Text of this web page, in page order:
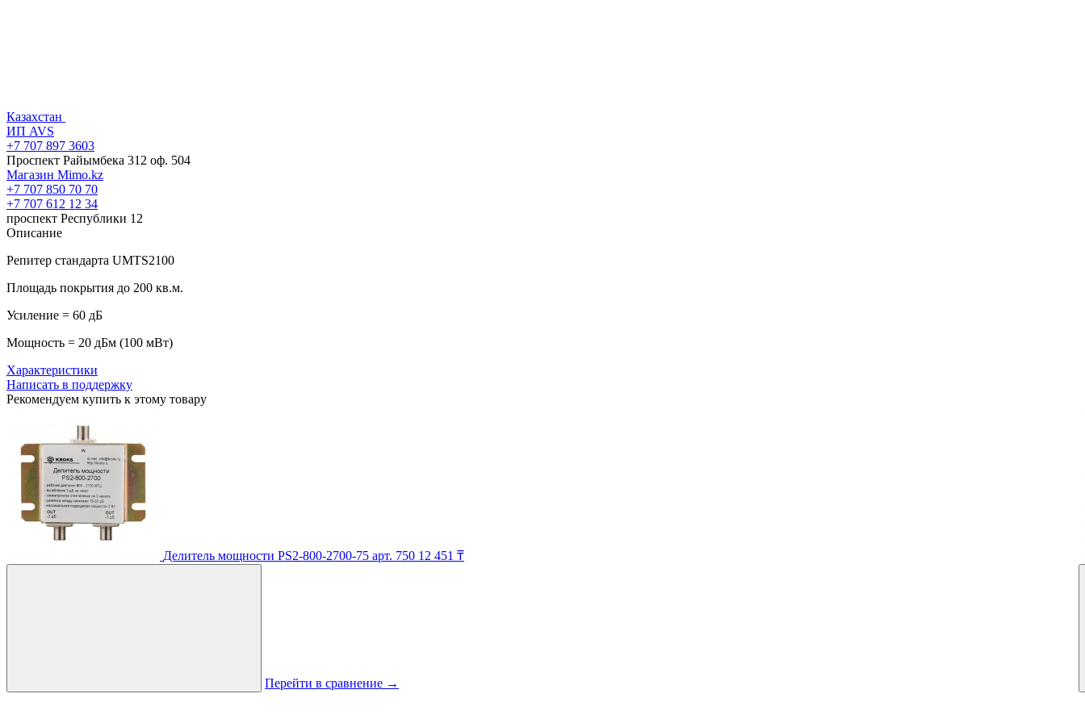
Казахстан
ИП AVS
+7 707 897 3603
Проспект Райымбека 312 оф. 504
Магазин Mimo.kz
+7 707 850 70 70
+7 707 612 12 34
проспект Республики 12
Описание
Репитер стандарта UMTS2100
Площадь покрытия до 200 кв.м.
Усиление = 60 дБ
Мощность = 20 дБм (100 мВт)
Характеристики
Написать в поддержку
Рекомендуем купить к этому товару
Делитель мощности PS2-800-2700-75 арт. 750 12 451 ₸
Перейти в сравнение →